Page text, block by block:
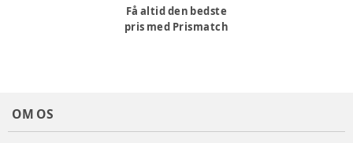
Få altid den bedste
pris med Prismatch
OM OS